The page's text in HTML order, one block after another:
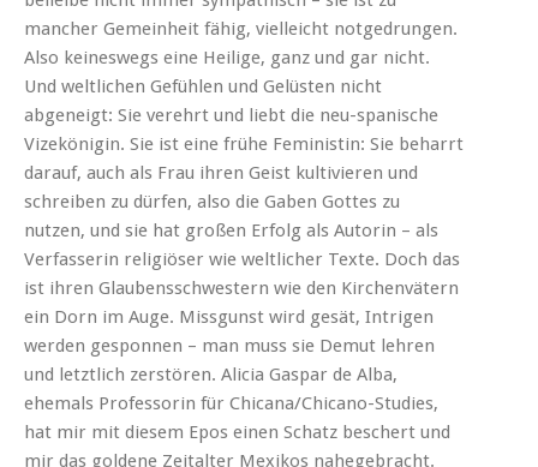
mancher Gemeinheit fähig, vielleicht notgedrungen.
Also keineswegs eine Heilige, ganz und gar nicht.
Und weltlichen Gefühlen und Gelüsten nicht
abgeneigt: Sie verehrt und liebt die neu-spanische
Vizekönigin. Sie ist eine frühe Feministin: Sie beharrt
darauf, auch als Frau ihren Geist kultivieren und
schreiben zu dürfen, also die Gaben Gottes zu
nutzen, und sie hat großen Erfolg als Autorin – als
Verfasserin religiöser wie weltlicher Texte. Doch das
ist ihren Glaubensschwestern wie den Kirchenvätern
ein Dorn im Auge. Missgunst wird gesät, Intrigen
werden gesponnen – man muss sie Demut lehren
und letztlich zerstören. Alicia Gaspar de Alba,
ehemals Professorin für Chicana/Chicano-Studies,
hat mir mit diesem Epos einen Schatz beschert und
mir das goldene Zeitalter Mexikos nahegebracht.